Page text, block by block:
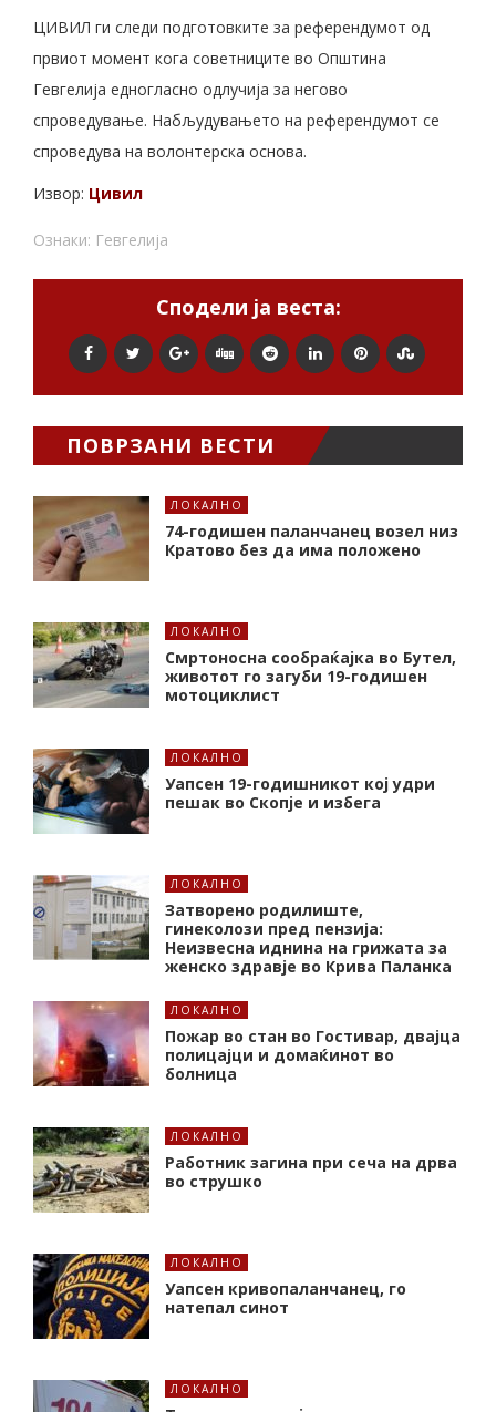
ЦИВИЛ ги следи подготовките за референдумот од
првиот момент кога советниците во Општина
Гевгелија едногласно одлучија за негово
спроведување. Набљудувањето на референдумот се
спроведува на волонтерска основа.
Извор: Цивил
Ознаки: Гевгелија
Сподели ја веста:
ПОВРЗАНИ ВЕСТИ
ЛОКАЛНО
74-годишен паланчанец возел низ
Кратово без да има положено
ЛОКАЛНО
Смртоносна сообраќајка во Бутел,
животот го загуби 19-годишен
мотоциклист
ЛОКАЛНО
Уапсен 19-годишникот кој удри
пешак во Скопје и избега
ЛОКАЛНО
Затворено родилиште,
гинеколози пред пензија:
Неизвесна иднина на грижата за
женско здравје во Крива Паланка
ЛОКАЛНО
Пожар во стан во Гостивар, двајца
полицајци и домаќинот во
болница
ЛОКАЛНО
Работник загина при сеча на дрва
во струшко
ЛОКАЛНО
Уапсен кривопаланчанец, го
натепал синот
ЛОКАЛНО